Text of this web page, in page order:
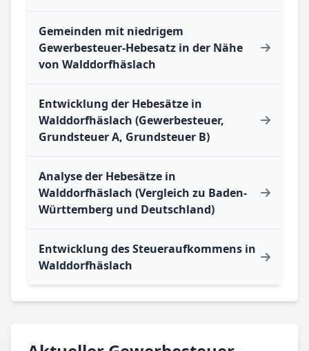
Gemeinden mit niedrigem
Gewerbesteuer-Hebesatz in der Nähe
von Walddorfhäslach
Entwicklung der Hebesätze in
Walddorfhäslach (Gewerbesteuer,
Grundsteuer A, Grundsteuer B)
Analyse der Hebesätze in
Walddorfhäslach (Vergleich zu Baden-
Württemberg und Deutschland)
Entwicklung des Steueraufkommens in
Walddorfhäslach